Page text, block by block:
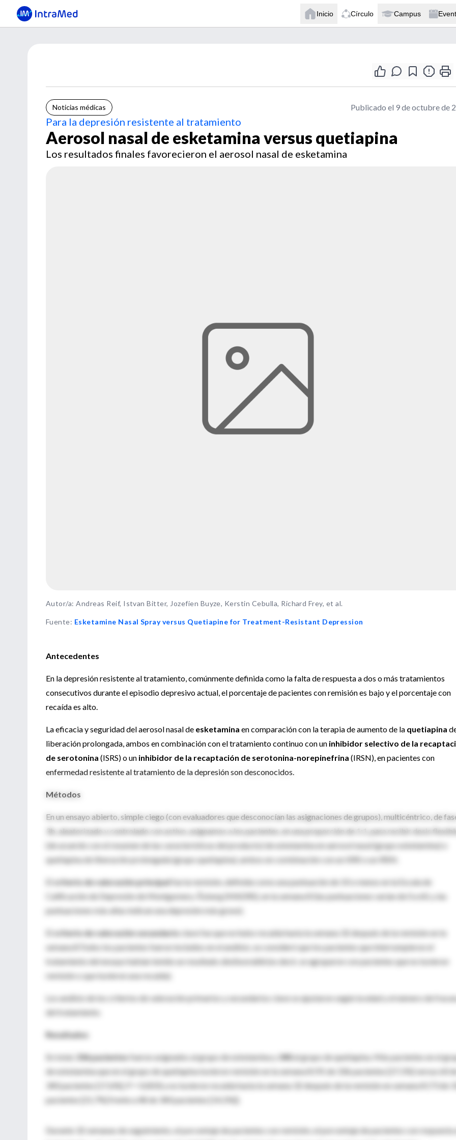
Inicio Círculo Campus
Noticias médicas Publicado el 9 de octubre de
Para la depresión resistente al tratamiento
Aerosol nasal de esketamina versus quetiapina
Los resultados finales favorecieron el aerosol nasal de esketamina
Autor/a: Andreas Reif, Istvan Bitter, Jozefien Buyze, Kerstin Cebulla, Richard Frey, et al.
Fuente: Esketamine Nasal Spray versus Quetiapine for Treatment-Resistant Depression
Antecedentes
En la depresión resistente al tratamiento, comúnmente definida como la falta de respuesta a dos o más tratamientos
consecutivos durante el episodio depresivo actual, el porcentaje de pacientes con remisión es bajo y el porcentaje con
recaída es alto.
La eficacia y seguridad del aerosol nasal de esketamina en comparación con la terapia de aumento de la quetiapina
liberación prolongada, ambos en combinación con el tratamiento continuo con un inhibidor selectivo de la
de serotonina (ISRS) o un inhibidor de la recaptación de serotonina-norepinefrina (IRSN), en pacientes con
enfermedad resistente al tratamiento de la depresión son desconocidos.
Métodos
En un ensayo abierto, simple ciego (con evaluadores que desconocían las asignaciones de grupos), multicéntrico, de
3b, aleatorizado y controlado con activo, asignamos a los pacientes, en una proporción de 1:1, para recibir dosis
(de acuerdo con el resumen de las características del producto) de esketamina en aerosol nasal (grupo esketamina) o
quetiapina de liberación prolongada (grupo quetiapina), ambos en combinación con un ISRS o un IRSN.
criterio de valoración principalfue la remisión, definida como una puntuación de 10 o menos en la Escala de
Calificación de Depresión de Montgomery-Åsberg (MADRS), en la semana 8 (las puntuaciones varían de 0 a 60, y las
puntuaciones más altas indican una depresión más grave).
criterio de valoración secundarioclave fue que no hubo recaída hasta la semana 32 después de la remisión en la
semana 8.Todos los pacientes fueron incluidos en el análisis; se consideró que los pacientes que interrumpieron el
tratamiento del ensayo habían tenido un resultado desfavorable(es decir, se agruparon con pacientes que no tuvieron
remisión o que tuvieron una recaída).
Los análisis de los criterios de valoración primarios y secundarios clave se ajustaron según la edad y el número de
del tratamiento.
Resultados
En total, 336 pacientes fueron asignados al grupo de esketamina y 340al grupo de quetiapina. Más pacientes en el
de esketamina que en el grupo de quetiapina tuvieron remisión en la semana 8 (91 de 336 pacientes [27,1%] versus 60
340 pacientes [17,6%]; P = 0,003) y no tuvieron recaída hasta la semana 32 después de la remisión en semana 8 (73 de
pacientes [21,7%] frente a 48 de 340 pacientes [14,1%]).
Durante 32 semanas de seguimiento, el porcentaje de pacientes con remisión, el porcentaje de pacientes con respuesta